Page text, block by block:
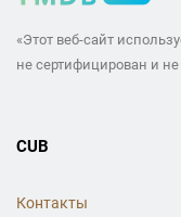
«Этот веб-сайт
не сертифицирован и
CUB
Контакты